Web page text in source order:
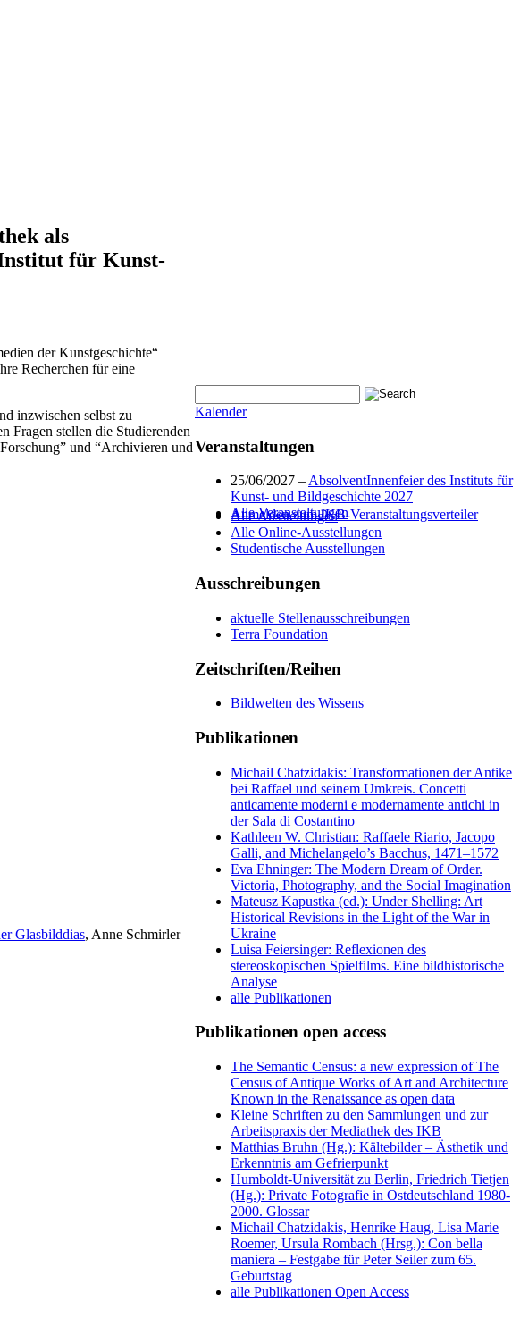
als
für Kunst-
der Kunstgeschichte“
Recherchen für eine
inzwischen selbst zu
Fragen stellen die Studierenden
und “Archivieren und
Glasbilddias, Anne Schmirler
Kalender
Veranstaltungen
25/06/2027 –AbsolventInnenfeier des Instituts für
Kunst- und Bildgeschichte 2027
Alle Veranstaltungen
Anmelden zum IKB-Veranstaltungsverteiler
Alle Ausstellungen
Alle Online-Ausstellungen
Studentische Ausstellungen
Ausschreibungen
aktuelle Stellenausschreibungen
Terra Foundation
Zeitschriften/Reihen
Bildwelten des Wissens
Publikationen
Michail Chatzidakis: Transformationen der Antike
bei Raffael und seinem Umkreis. Concetti
anticamente moderni e modernamente antichi in
der Sala di Costantino
Kathleen W. Christian: Raffaele Riario, Jacopo
Galli, and Michelangelo’s Bacchus, 1471–1572
Eva Ehninger: The Modern Dream of Order.
Victoria, Photography, and the Social Imagination
Mateusz Kapustka (ed.): Under Shelling: Art
Historical Revisions in the Light of the War in
Ukraine
Luisa Feiersinger: Reflexionen des
stereoskopischen Spielfilms. Eine bildhistorische
Analyse
alle Publikationen
Publikationen open access
The Semantic Census: a new expression of The
Census of Antique Works of Art and Architecture
Known in the Renaissance as open data
Kleine Schriften zu den Sammlungen und zur
Arbeitspraxis der Mediathek des IKB
Matthias Bruhn (Hg.): Kältebilder – Ästhetik und
Erkenntnis am Gefrierpunkt
Humboldt-Universität zu Berlin, Friedrich Tietjen
(Hg.): Private Fotografie in Ostdeutschland 1980-
2000. Glossar
Michail Chatzidakis, Henrike Haug, Lisa Marie
Roemer, Ursula Rombach (Hrsg.): Con bella
maniera – Festgabe für Peter Seiler zum 65.
Geburtstag
alle Publikationen Open Access